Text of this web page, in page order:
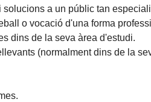
a un públic tan
o vocació d'una forma
dins de la seva àrea d'estudi.
(normalment dins de la